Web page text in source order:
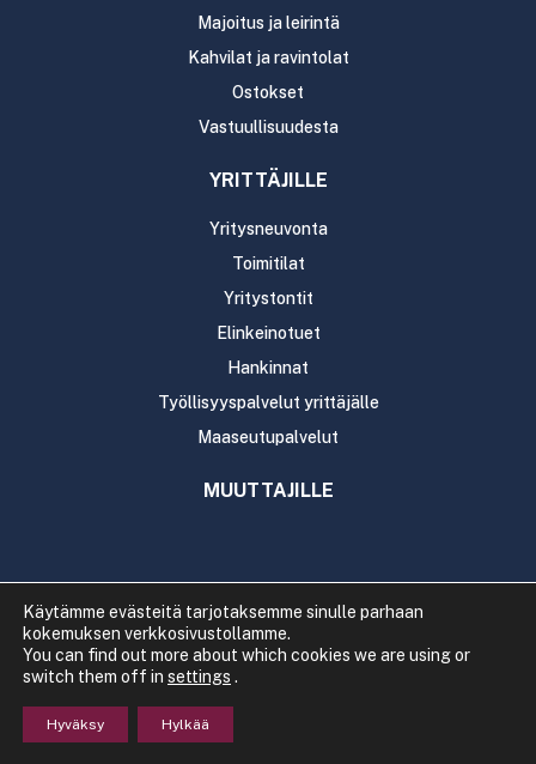
Majoitus ja leirintä
Kahvilat ja ravintolat
Ostokset
Vastuullisuudesta
YRITTÄJILLE
Yritysneuvonta
Toimitilat
Yritystontit
Elinkeinotuet
Hankinnat
Työllisyyspalvelut yrittäjälle
Maaseutupalvelut
MUUTTAJILLE
Copyright 2020 Rautavaaran kunta
TietosuojaSaavutettavuus
Käytämme evästeitä tarjotaksemme sinulle parhaan
kokemuksen verkkosivustollamme.
You can find out more about which cookies we are using or
switch them off in settings .
Hyväksy Hylkää